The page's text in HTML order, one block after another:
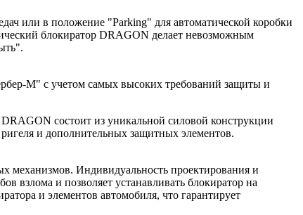
или в положение "Parking" для автоматической коробки
блокиратор DRAGON делает невозможным
М" с учетом самых высоких требований защиты и
состоит из уникальной силовой конструкции
и дополнительных защитных элементов.
механизмов. Индивидуальность проектирования и
взлома и позволяет устанавливать блокиратор на
и элементов автомобиля, что гарантирует